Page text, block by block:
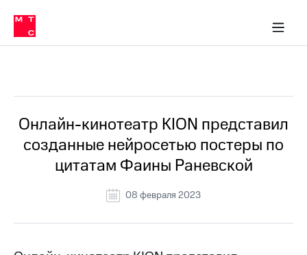
Медиа-центр
и акционерам
Устойчивое развитие
Комплаенс и деловая этика
компании
Карьера
История
компании
Руководство
информация
Контакты
в МТС
Пресс-
релизы
МТС
о технологиях
Онлайн-кинотеатр KION представил
созданные нейросетью постеры по
цитатам Фаины Раневской
08 февраля 2023